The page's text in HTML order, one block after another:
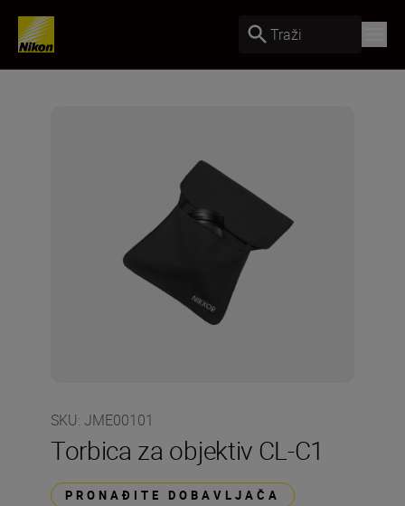
Traži
SKU: JME00101
Torbica za objektiv CL-C1
PRONAĐITE DOBAVLJAČA